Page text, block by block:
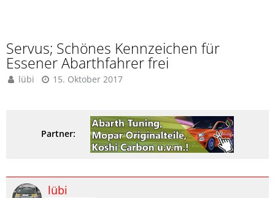
Servus; Schönes Kennzeichen für
Essener Abarthfahrer frei
lübi 15. Oktober 2017
Partner:
lübi